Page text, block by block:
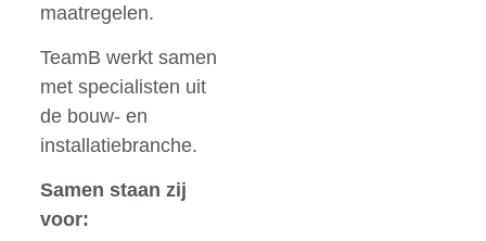
maatregelen.
TeamB werkt samen
met specialisten uit
de bouw- en
installatiebranche.
Samen staan zij
voor: